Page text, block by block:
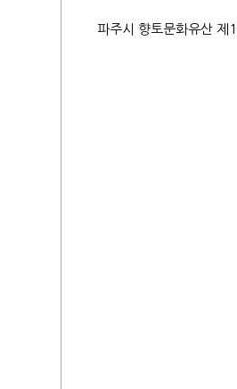
파주시 향토문화유산 제